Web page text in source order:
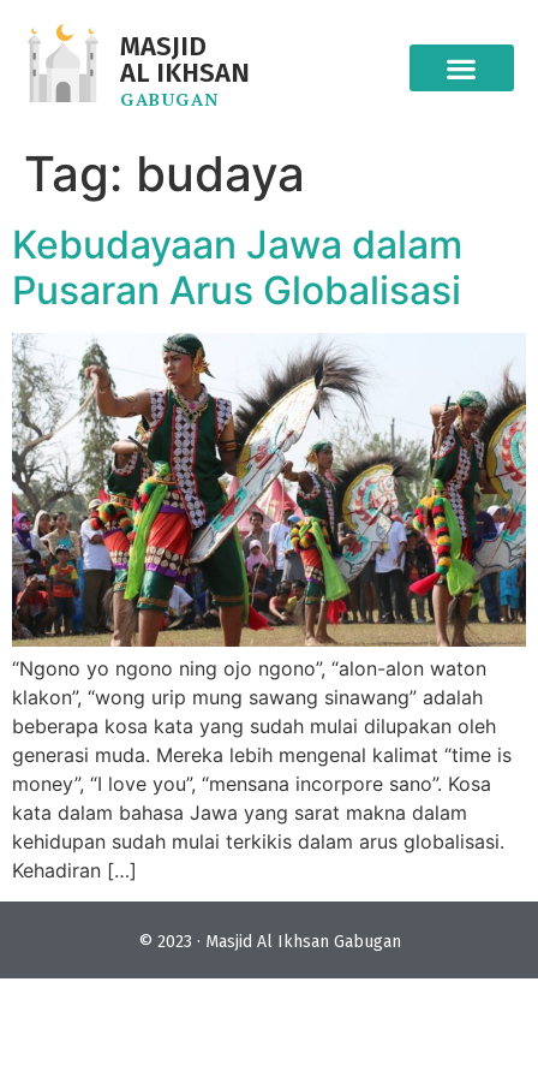
MASJID
AL IKHSAN
GABUGAN
Tag: budaya
Kebudayaan Jawa dalam
Pusaran Arus Globalisasi
“Ngono yo ngono ning ojo ngono”, “alon-alon waton
klakon”, “wong urip mung sawang sinawang” adalah
beberapa kosa kata yang sudah mulai dilupakan oleh
generasi muda. Mereka lebih mengenal kalimat “time is
money”, “I love you”, “mensana incorpore sano”. Kosa
kata dalam bahasa Jawa yang sarat makna dalam
kehidupan sudah mulai terkikis dalam arus globalisasi.
Kehadiran […]
© 2023 · Masjid Al Ikhsan Gabugan